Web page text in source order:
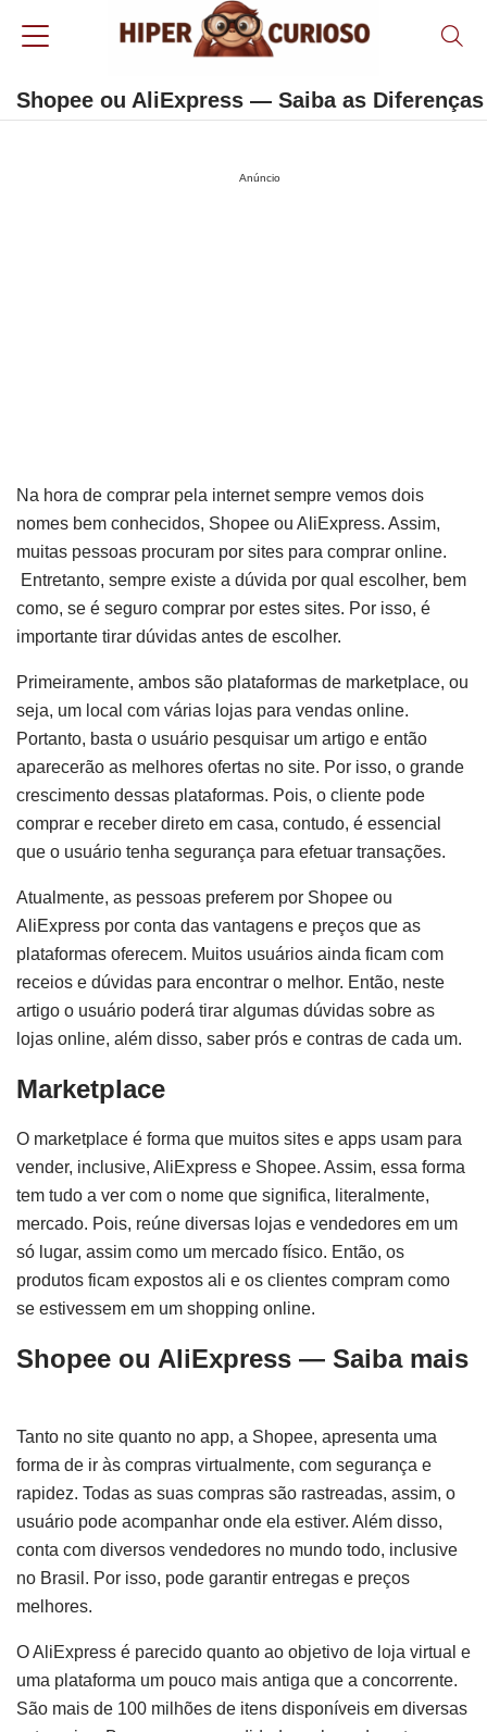
Shopee ou AliExpress — Saiba as Diferenças
Anúncio
Na hora de comprar pela internet sempre vemos dois
nomes bem conhecidos, Shopee ou AliExpress. Assim,
muitas pessoas procuram por sites para comprar online.
Entretanto, sempre existe a dúvida por qual escolher, bem
como, se é seguro comprar por estes sites. Por isso, é
importante tirar dúvidas antes de escolher.
Primeiramente, ambos são plataformas de marketplace, ou
seja, um local com várias lojas para vendas online.
Portanto, basta o usuário pesquisar um artigo e então
aparecerão as melhores ofertas no site. Por isso, o grande
crescimento dessas plataformas. Pois, o cliente pode
comprar e receber direto em casa, contudo, é essencial
que o usuário tenha segurança para efetuar transações.
Atualmente, as pessoas preferem por Shopee ou
AliExpress por conta das vantagens e preços que as
plataformas oferecem. Muitos usuários ainda ficam com
receios e dúvidas para encontrar o melhor. Então, neste
artigo o usuário poderá tirar algumas dúvidas sobre as
lojas online, além disso, saber prós e contras de cada um.
Marketplace
O marketplace é forma que muitos sites e apps usam para
vender, inclusive, AliExpress e Shopee. Assim, essa forma
tem tudo a ver com o nome que significa, literalmente,
mercado. Pois, reúne diversas lojas e vendedores em um
só lugar, assim como um mercado físico. Então, os
produtos ficam expostos ali e os clientes compram como
se estivessem em um shopping online.
Shopee ou AliExpress — Saiba mais
Tanto no site quanto no app, a Shopee, apresenta uma
forma de ir às compras virtualmente, com segurança e
rapidez. Todas as suas compras são rastreadas, assim, o
usuário pode acompanhar onde ela estiver. Além disso,
conta com diversos vendedores no mundo todo, inclusive
no Brasil. Por isso, pode garantir entregas e preços
melhores.
O AliExpress é parecido quanto ao objetivo de loja virtual e
uma plataforma um pouco mais antiga que a concorrente.
São mais de 100 milhões de itens disponíveis em diversas